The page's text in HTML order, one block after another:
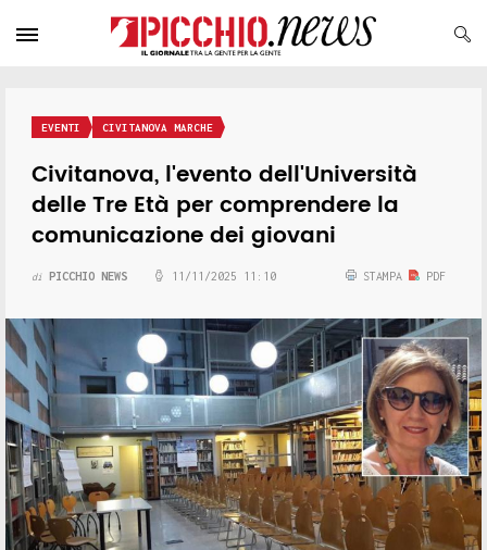
EVENTI CIVITANOVA MARCHE
Civitanova, l'evento dell'Università
delle Tre Età per comprendere la
comunicazione dei giovani
di PICCHIO NEWS 11/11/2025 11:10 STAMPA PDF